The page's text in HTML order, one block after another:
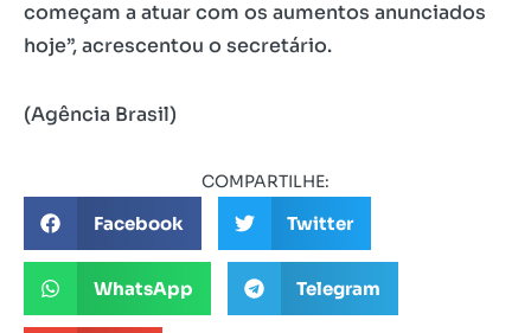
começam a atuar com os aumentos anunciados
hoje”, acrescentou o secretário.
(Agência Brasil)
COMPARTILHE:
Facebook Twitter
WhatsApp Telegram